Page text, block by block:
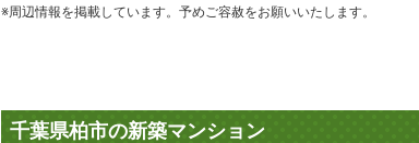
※周辺情報を掲載しています。予めご容赦をお願いいたします。
千葉県柏市の新築マンション